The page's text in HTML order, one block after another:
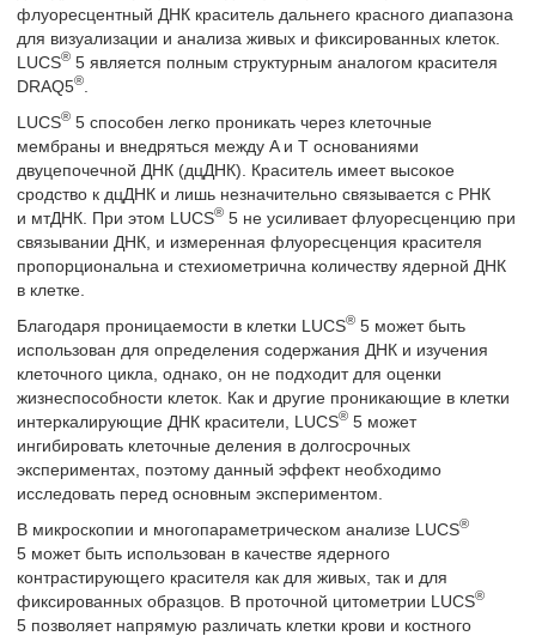
флуоресцентный ДНК краситель дальнего красного диапазона
для визуализации и анализа живых и фиксированных клеток.
LUCS® 5 является полным структурным аналогом красителя
DRAQ5®
LUCS® 5 способен легко проникать через клеточные
мембраны и внедряться между A и T основаниями
двуцепочечной ДНК (дцДНК). Краситель имеет высокое
сродство к дцДНК и лишь незначительно связывается с РНК
и мтДНК. При этом LUCS® 5 не усиливает флуоресценцию при
связывании ДНК, и измеренная флуоресценция красителя
пропорциональна и стехиометрична количеству ядерной ДНК
в клетке.
Благодаря проницаемости в клетки LUCS® 5 может быть
использован для определения содержания ДНК и изучения
клеточного цикла, однако, он не подходит для оценки
жизнеспособности клеток. Как и другие проникающие в клетки
интеркалирующие ДНК красители, LUCS® 5 может
ингибировать клеточные деления в долгосрочных
экспериментах, поэтому данный эффект необходимо
исследовать перед основным экспериментом.
В микроскопии и многопараметрическом анализе LUCS®
5 может быть использован в качестве ядерного
контрастирующего красителя как для живых, так и для
фиксированных образцов. В проточной цитометрии LUCS®
5 позволяет напрямую различать клетки крови и костного